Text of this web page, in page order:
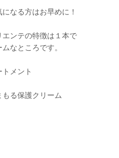
なる方はお早めに！
ンテの特徴は１本で
なところです。
トメント
もる保護クリーム